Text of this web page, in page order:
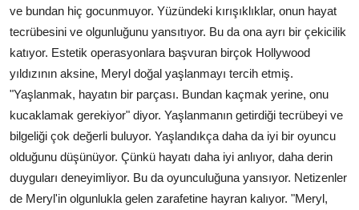
ve bundan hiç gocunmuyor. Yüzündeki kırışıklıklar, onun hayat
tecrübesini ve olgunluğunu yansıtıyor. Bu da ona ayrı bir çekicilik
katıyor. Estetik operasyonlara başvuran birçok Hollywood
yıldızının aksine, Meryl doğal yaşlanmayı tercih etmiş.
"Yaşlanmak, hayatın bir parçası. Bundan kaçmak yerine, onu
kucaklamak gerekiyor" diyor. Yaşlanmanın getirdiği tecrübeyi ve
bilgeliği çok değerli buluyor. Yaşlandıkça daha da iyi bir oyuncu
olduğunu düşünüyor. Çünkü hayatı daha iyi anlıyor, daha derin
duyguları deneyimliyor. Bu da oyunculuğuna yansıyor. Netizenler
de Meryl'in olgunlukla gelen zarafetine hayran kalıyor. "Meryl,